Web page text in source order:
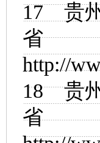
17贵
省
http://
18贵
省